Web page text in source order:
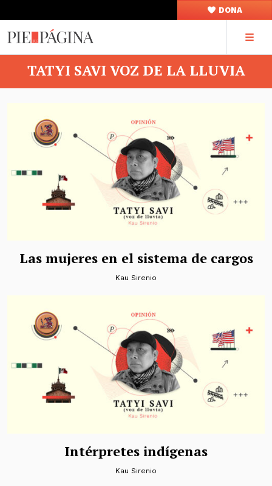
DONA
TATYI SAVI VOZ DE LA LLUVIA
Las mujeres en el sistema de cargos
Kau Sirenio
Intérpretes indígenas
Kau Sirenio